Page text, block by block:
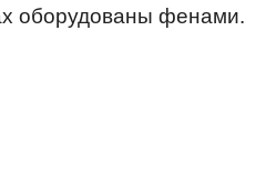
оборудованы фенами.